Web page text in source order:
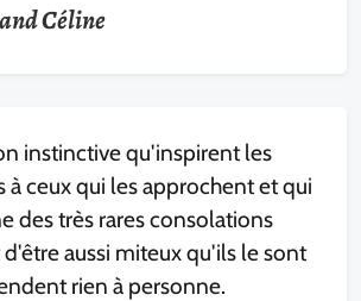
Céline
instinctive qu'inspirent les
ceux qui les approchent et qui
des très rares consolations
aussi miteux qu'ils le sont
rien à personne.